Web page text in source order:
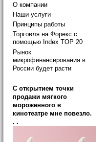
О компании
Наши услуги
Принципы работы
Торговля на Форекс с
помощью Index TOP 20
Рынок
микрофинансирования в
России будет расти
C открытием точки
продажи мягкого
мороженного в
кинотеатре мне повезло.
. .